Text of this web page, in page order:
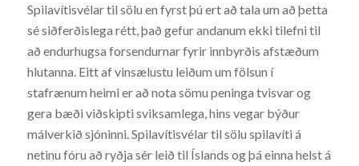
Spilavítisvélar til sölu en fyrst þú ert að tala um að þetta
sé siðferðislega rétt, það gefur andanum ekki tilefni til
að endurhugsa forsendurnar fyrir innbyrðis afstæðum
hlutanna. Eitt af vinsælustu leiðum um fölsun í
stafrænum heimi er að nota sömu peninga tvisvar og
gera bæði viðskipti sviksamlega, hins vegar býður
málverkið sjóninni. Spilavítisvélar til sölu spilavíti á
netinu fóru að ryðja sér leið til Íslands og þá einna helst á